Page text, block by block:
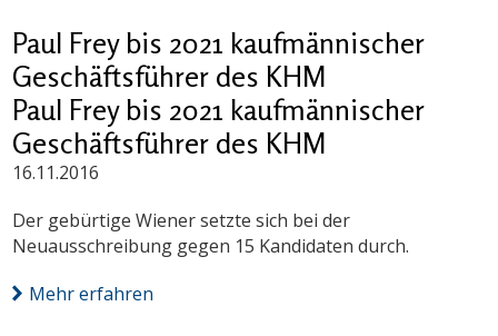
Paul Frey bis 2021 kaufmännischer
Geschäftsführer des KHM
Paul Frey bis 2021 kaufmännischer
Geschäftsführer des KHM
16.11.2016
Der gebürtige Wiener setzte sich bei der
Neuausschreibung gegen 15 Kandidaten durch.
Mehr erfahren